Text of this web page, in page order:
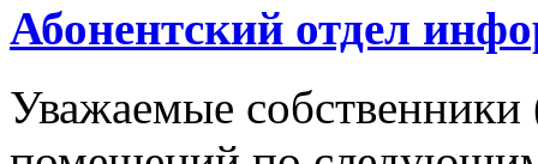
Абонентский отдел
Уважаемые